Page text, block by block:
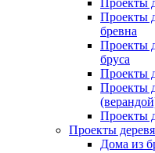
Проекты
Проекты
бревна
Проекты
бруса
Проекты
Проекты
Проекты
Проекты
Дома из